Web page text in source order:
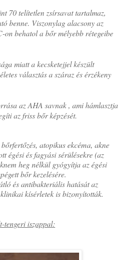
70 telítetlen zsírsavat tartalmaz,
benne. Viszonylag alacsony az
on behatol a bőr mélyebb rétegeibe
miatt a kecsketejjel készült
választás a száraz és érzékeny
az AHA savnak , ami hámlasztja
az friss bőr képzését.
atopikus ekcéma, akne
égési és fagyási sérülésekre (az
heg nélkül gyógyítja az égési
bőr kezelésére.
és antibakteriális hatását az
kísérletek is bizonyították.
tengeri iszappal: